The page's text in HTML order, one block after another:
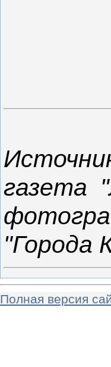
газета
"Города
Полная версия